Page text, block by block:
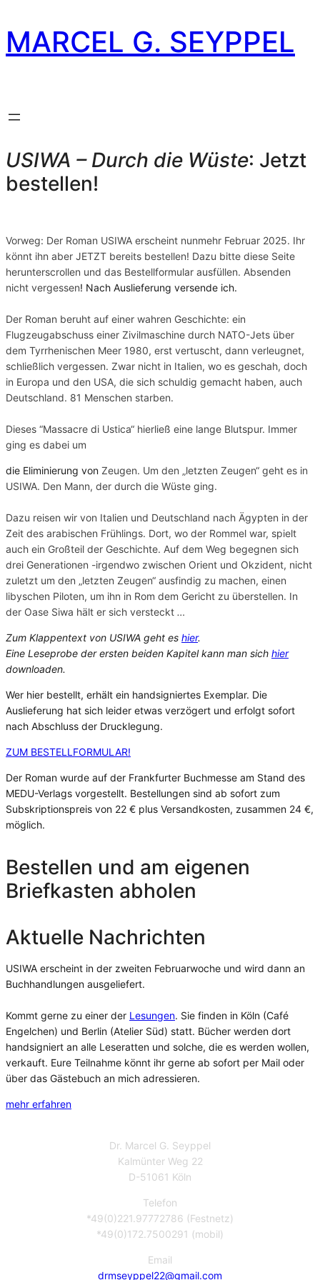
MARCEL G. SEYPPEL
Roman USIWA – Durch
USIWA – Durch die Wüste: Jetzt
bestellen!
Vorweg: Der Roman USIWA erscheint nunmehr Februar 2025. Ihr
könnt ihn aber JETZT bereits bestellen! Dazu bitte diese Seite
herunterscrollen und das Bestellformular ausfüllen. Absenden
nicht vergessen! Nach Auslieferung versende ich.
Der Roman beruht auf einer wahren Geschichte: ein
Flugzeugabschuss einer Zivilmaschine durch NATO-Jets über
dem Tyrrhenischen Meer 1980, erst vertuscht, dann verleugnet,
schließlich vergessen. Zwar nicht in Italien, wo es geschah, doch
in Europa und den USA, die sich schuldig gemacht haben, auch
Deutschland. 81 Menschen starben.
Dieses “Massacre di Ustica“ hierließ eine lange Blutspur. Immer
ging es dabei um
die Eliminierung von Zeugen. Um den „letzten Zeugen“ geht es in
USIWA. Den Mann, der durch die Wüste ging.
Dazu reisen wir von Italien und Deutschland nach Ägypten in der
Zeit des arabischen Frühlings. Dort, wo der Rommel war, spielt
auch ein Großteil der Geschichte. Auf dem Weg begegnen sich
drei Generationen -irgendwo zwischen Orient und Okzident, nicht
zuletzt um den „letzten Zeugen“ ausfindig zu machen, einen
libyschen Piloten, um ihn in Rom dem Gericht zu überstellen. In
der Oase Siwa hält er sich versteckt …
Zum Klappentext von USIWA geht es hier.
Eine Leseprobe der ersten beiden Kapitel kann man sich hier
downloaden.
Wer hier bestellt, erhält ein handsigniertes Exemplar. Die
Auslieferung hat sich leider etwas verzögert und erfolgt sofort
nach Abschluss der Drucklegung.
ZUM BESTELLFORMULAR!
Der Roman wurde auf der Frankfurter Buchmesse am Stand des
MEDU-Verlags vorgestellt. Bestellungen sind ab sofort zum
Subskriptionspreis von 22 € plus Versandkosten, zusammen 24 €,
möglich.
Bestellen und am eigenen
Briefkasten abholen
Aktuelle Nachrichten
USIWA erscheint in der zweiten Februarwoche und wird dann an
Buchhandlungen ausgeliefert.
Kommt gerne zu einer der Lesungen. Sie finden in Köln (Café
Engelchen) und Berlin (Atelier Süd) statt. Bücher werden dort
handsigniert an alle Leseratten und solche, die es werden wollen,
verkauft. Eure Teilnahme könnt ihr gerne ab sofort per Mail oder
über das Gästebuch an mich adressieren.
mehr erfahren
Dr. Marcel G. Seyppel
Kalmünter Weg 22
D-51061 Köln
Telefon
*49(0)221.97772786 (Festnetz)
*49(0)172.7500291 (mobil)
Email
drmseyppel22@gmail.com